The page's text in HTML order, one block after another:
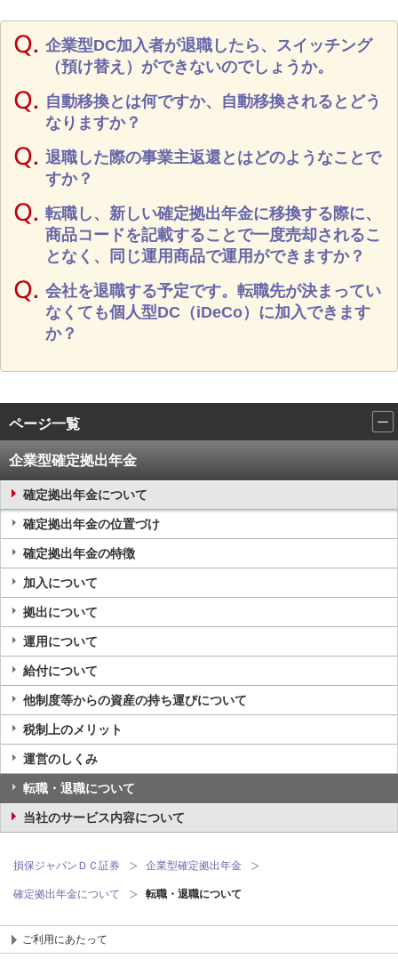
企業型DC加入者が退職したら、スイッチング
（預け替え）ができないのでしょうか。
自動移換とは何ですか、自動移換されるとどう
なりますか？
退職した際の事業主返還とはどのようなことで
すか？
転職し、新しい確定拠出年金に移換する際に、
商品コードを記載することで一度売却されるこ
となく、同じ運用商品で運用ができますか？
会社を退職する予定です。転職先が決まってい
なくても個人型DC（iDeCo）に加入できます
か？
ページ一覧
企業型確定拠出年金
確定拠出年金について
確定拠出年金の位置づけ
確定拠出年金の特徴
加入について
拠出について
運用について
給付について
他制度等からの資産の持ち運びについて
税制上のメリット
運営のしくみ
転職・退職について
当社のサービス内容について
損保ジャパンＤＣ証券 企業型確定拠出年金
確定拠出年金について 転職・退職について
ご利用にあたって